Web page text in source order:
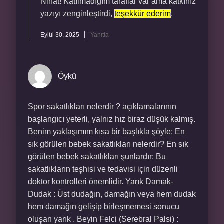
yazıyı zenginleştirdi, teşekkür ederim.
Eylül 30, 2025 Yanıtla
Öykü
Spor sakatlıkları nelerdir ? açıklamalarının
başlangıcı yeterli, yalnız hız biraz düşük kalmış.
Benim yaklaşımım kısa bir başlıkla şöyle: En
sık görülen bebek sakatlıkları nelerdir? En sık
görülen bebek sakatlıkları şunlardır: Bu
sakatlıkların teşhisi ve tedavisi için düzenli
doktor kontrolleri önemlidir. Yarık Damak-
Dudak : Üst dudağın, damağın veya hem dudak
hem damağın gelişip birleşmemesi sonucu
oluşan yarık . Beyin Felci (Serebral Palsi) :